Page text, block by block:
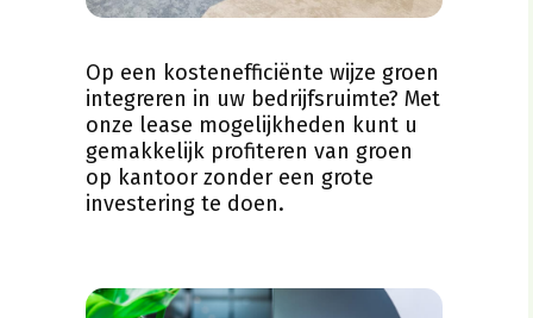
Op een kostenefficiënte wijze groen
integreren in uw bedrijfsruimte? Met
onze lease mogelijkheden kunt u
gemakkelijk profiteren van groen
op kantoor zonder een grote
investering te doen.